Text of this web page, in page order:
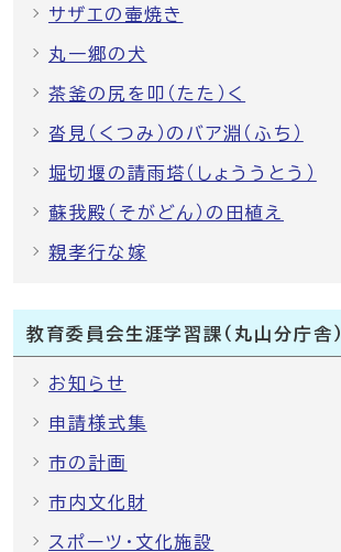
サザエの壷焼き
丸一郷の犬
茶釜の尻を叩（たた）く
沓見（くつみ）のバア淵（ふち）
堀切堰の請雨塔（しょううとう）
蘇我殿（そがどん）の田植え
親孝行な嫁
教育委員会生涯学習課（丸山分庁舎）
お知らせ
申請様式集
市の計画
市内文化財
スポーツ・文化施設